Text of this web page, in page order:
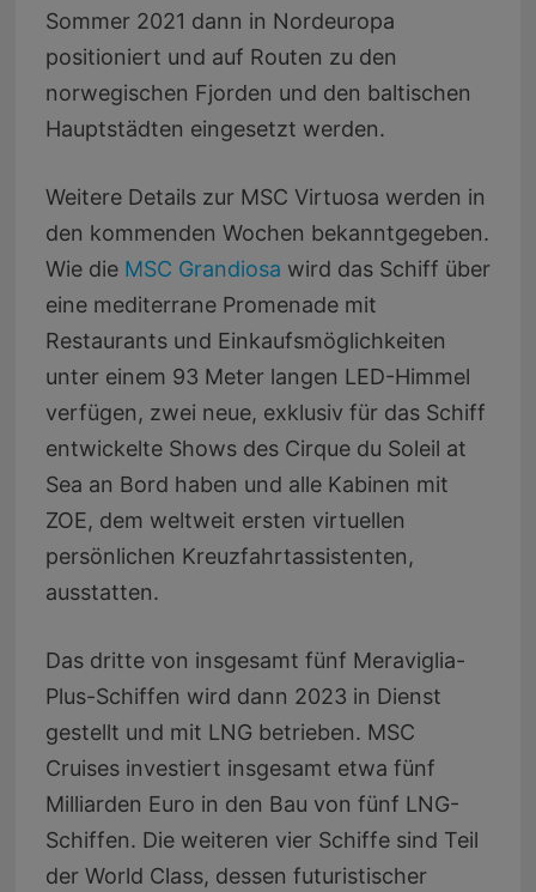
Sommer 2021 dann in Nordeuropa
positioniert und auf Routen zu den
norwegischen Fjorden und den baltischen
Hauptstädten eingesetzt werden.
Weitere Details zur MSC Virtuosa werden in
den kommenden Wochen bekanntgegeben.
Wie die MSC Grandiosa wird das Schiff über
eine mediterrane Promenade mit
Restaurants und Einkaufsmöglichkeiten
unter einem 93 Meter langen LED-Himmel
verfügen, zwei neue, exklusiv für das Schiff
entwickelte Shows des Cirque du Soleil at
Sea an Bord haben und alle Kabinen mit
ZOE, dem weltweit ersten virtuellen
persönlichen Kreuzfahrtassistenten,
ausstatten.
Das dritte von insgesamt fünf Meraviglia-
Plus-Schiffen wird dann 2023 in Dienst
gestellt und mit LNG betrieben. MSC
Cruises investiert insgesamt etwa fünf
Milliarden Euro in den Bau von fünf LNG-
Schiffen. Die weiteren vier Schiffe sind Teil
der World Class, dessen futuristischer